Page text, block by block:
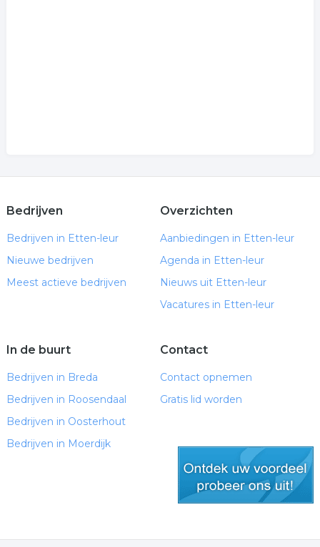
Bedrijven
Bedrijven in Etten-leur
Nieuwe bedrijven
Meest actieve bedrijven
Overzichten
Aanbiedingen in Etten-leur
Agenda in Etten-leur
Nieuws uit Etten-leur
Vacatures in Etten-leur
In de buurt
Bedrijven in Breda
Bedrijven in Roosendaal
Bedrijven in Oosterhout
Bedrijven in Moerdijk
Contact
Contact opnemen
Gratis lid worden